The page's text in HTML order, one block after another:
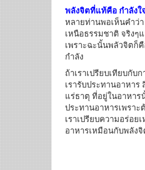
พลังจิตที่แท้คือ กำลังใ
หลายท่านพอเห็นคำว่า
เหนือธรรมชาติ จริงๆแ
เพราะฉะนั้นพลัวจิตก็
กำลัง
ถ้าเราเปรียบเทียบกับ
เรารับประทานอาหาร
แร่ธาตุ ที่อยู่ในอาหาร
ประทานอาหารเพรา
เราเปรียบความอร่อ
อาหารเหมือนกับพลังจิ